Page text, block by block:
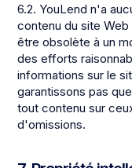
6.2. YouLend n'a
contenu du site
être obsolète à un
des efforts
informations sur le
garantissons pas
tout contenu sur
d'omissions.